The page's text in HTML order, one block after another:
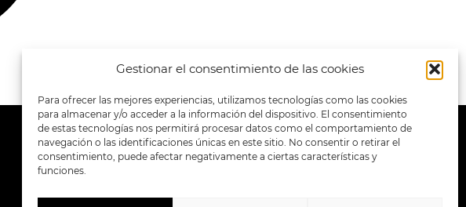
Gestionar el consentimiento de las cookies
Para ofrecer las mejores experiencias, utilizamos tecnologías como las cookies
para almacenar y/o acceder a la información del dispositivo. El consentimiento
de estas tecnologías nos permitirá procesar datos como el comportamiento de
navegación o las identificaciones únicas en este sitio. No consentir o retirar el
consentimiento, puede afectar negativamente a ciertas características y
funciones.
SIGUENOS EN: METODOS DE PAGO: